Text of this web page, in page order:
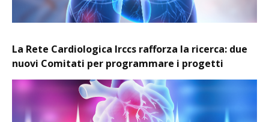
La Rete Cardiologica Irccs rafforza la ricerca: due
nuovi Comitati per programmare i progetti